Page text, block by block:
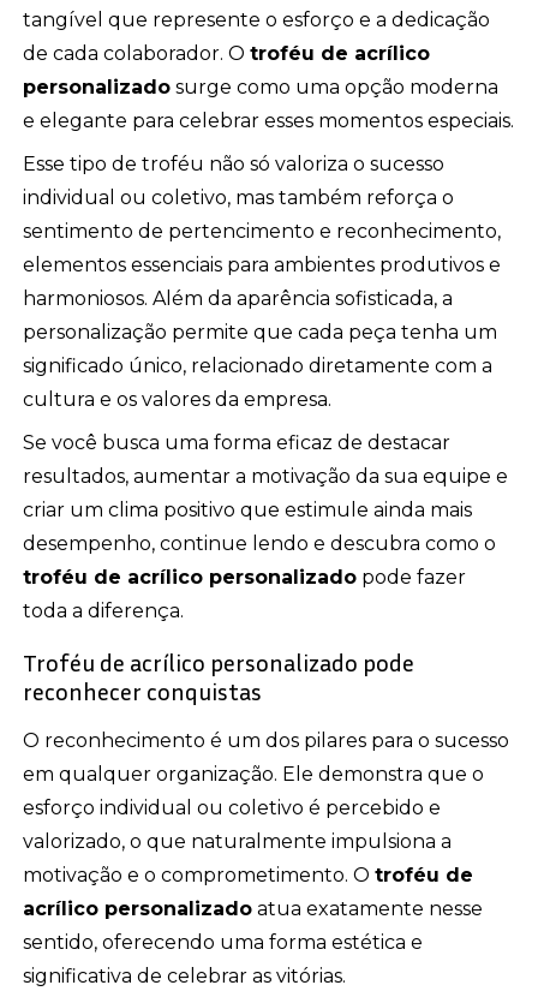
tangível que represente o esforço e a dedicação
de cada colaborador. Otroféu de acrílico
personalizado surge como uma opção moderna
e elegante para celebrar esses momentos especiais.
Esse tipo de troféu não só valoriza o sucesso
individual ou coletivo, mas também reforça o
sentimento de pertencimento e reconhecimento,
elementos essenciais para ambientes produtivos e
harmoniosos. Além da aparência sofisticada, a
personalização permite que cada peça tenha um
significado único, relacionado diretamente com a
cultura e os valores da empresa.
Se você busca uma forma eficaz de destacar
resultados, aumentar a motivação da sua equipe e
criar um clima positivo que estimule ainda mais
desempenho, continue lendo e descubra como o
troféu de acrílico personalizado pode fazer
toda a diferença.
Troféu de acrílico personalizado pode
reconhecer conquistas
O reconhecimento é um dos pilares para o sucesso
em qualquer organização. Ele demonstra que o
esforço individual ou coletivo é percebido e
valorizado, o que naturalmente impulsiona a
motivação e o comprometimento. Otroféu de
acrílico personalizado atua exatamente nesse
sentido, oferecendo uma forma estética e
significativa de celebrar as vitórias.